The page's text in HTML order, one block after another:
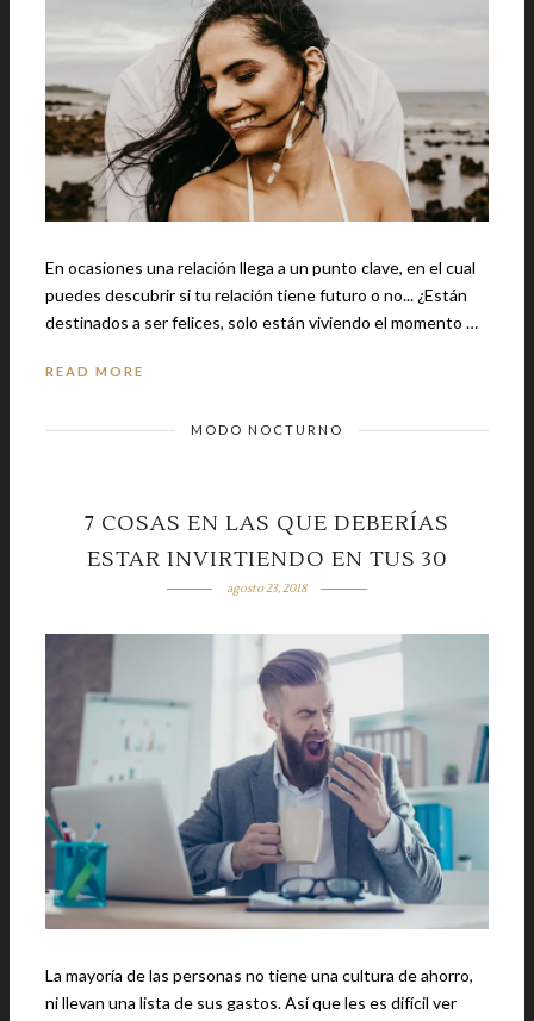
En ocasiones una relación llega a un punto clave, en el cual
puedes descubrir si tu relación tiene futuro o no... ¿Están
destinados a ser felices, solo están viviendo el momento …
READ MORE
MODO NOCTURNO
7 COSAS EN LAS QUE DEBERÍAS
ESTAR INVIRTIENDO EN TUS 30
agosto 23, 2018
La mayoría de las personas no tiene una cultura de ahorro,
ni llevan una lista de sus gastos. Así que les es difícil ver